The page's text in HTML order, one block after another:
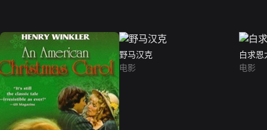
野马汉克
电影
白求恩
电影